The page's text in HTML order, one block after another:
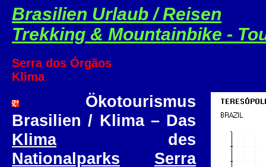
Brasilien Urlaub / Reisen
Trekking & Mountainbike -
Serra dos Órgãos
Klima
Ökotourismus
Brasilien / Klima – Das
Klimades
Nationalparks
Serra